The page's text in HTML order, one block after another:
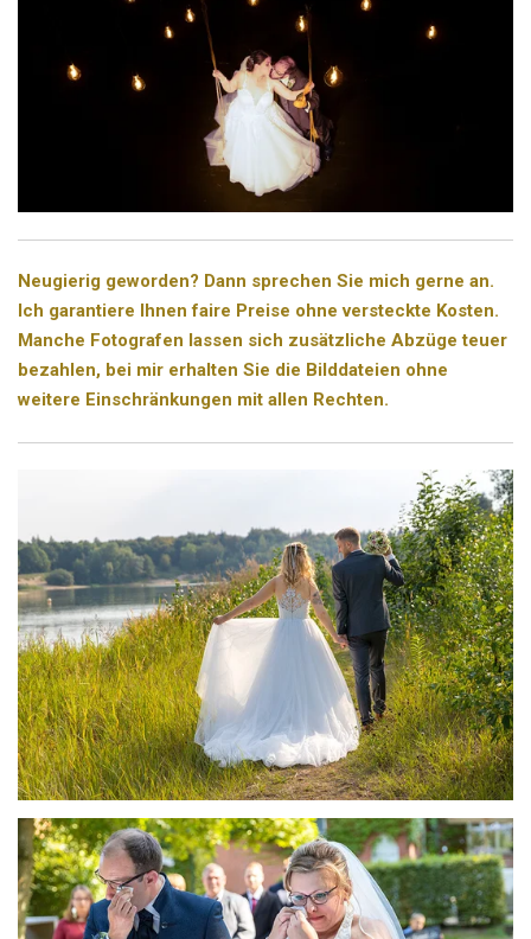
Neugierig geworden? Dann sprechen Sie mich gerne an.
Ich garantiere Ihnen faire Preise ohne versteckte Kosten.
Manche Fotografen lassen sich zusätzliche Abzüge teuer
bezahlen, bei mir erhalten Sie die Bilddateien ohne
weitere Einschränkungen mit allen Rechten.